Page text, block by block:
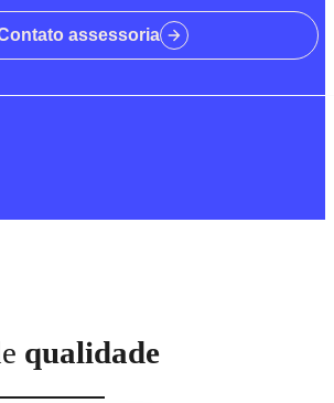
assessoria
qualidade